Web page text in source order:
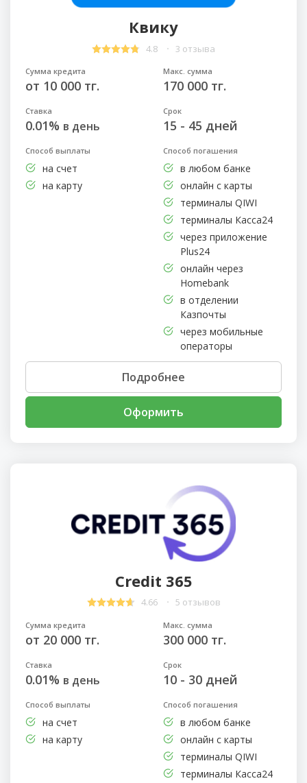
Квику
4.8 3 отзыва
Сумма кредита
от 10 000 тг.
Макс. сумма
170 000 тг.
Ставка
0.01% в день
Срок
15 - 45 дней
Способ выплаты
на счет
на карту
Способ погашения
в любом банке
онлайн с карты
терминалы QIWI
терминалы Касса24
через приложение
Plus24
онлайн через
Homebank
в отделении
Казпочты
через мобильные
операторы
Подробнее
Оформить
Credit 365
4.66 5 отзывов
Сумма кредита
от 20 000 тг.
Макс. сумма
300 000 тг.
Ставка
0.01% в день
Срок
10 - 30 дней
Способ выплаты
на счет
на карту
Способ погашения
в любом банке
онлайн с карты
терминалы QIWI
терминалы Касса24